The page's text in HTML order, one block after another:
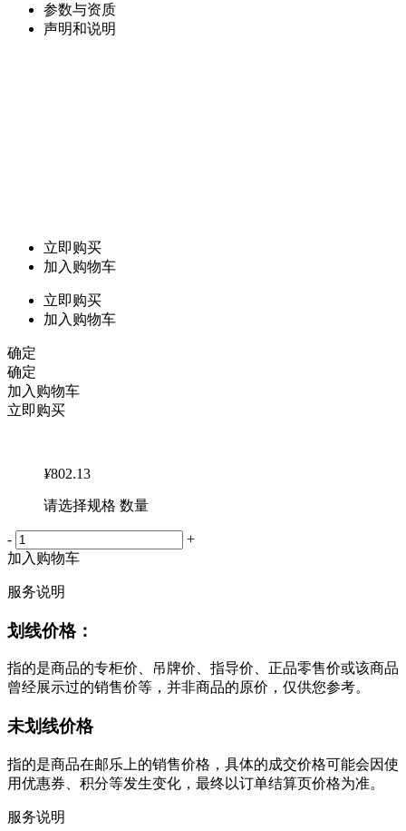
参数与资质
声明和说明
立即购买
加入购物车
立即购买
加入购物车
确定
确定
加入购物车
立即购买
¥802.13
请选择规格 数量
-
+
加入购物车
服务说明
划线价格：
指的是商品的专柜价、吊牌价、指导价、正品零售价或该商品
曾经展示过的销售价等，并非商品的原价，仅供您参考。
未划线价格
指的是商品在邮乐上的销售价格，具体的成交价格可能会因使
用优惠券、积分等发生变化，最终以订单结算页价格为准。
服务说明